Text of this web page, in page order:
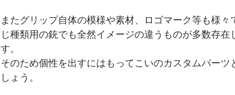
またグリップ自体の模様や素材、ロゴマーク等も様々
じ種類用の銃でも全然イメージの違うものが多数存在
す。
そのため個性を出すにはもってこいのカスタムパーツ
しょう。